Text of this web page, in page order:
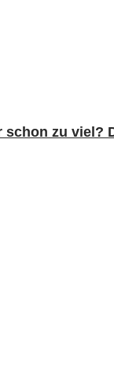
schon zu viel?